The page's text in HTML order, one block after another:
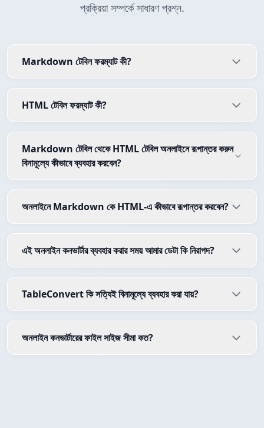
প্রক্রিয়া সম্পর্কে সাধারণ প্রশ্ন.
Markdown টেবিল ফরম্যাট কী?
HTML টেবিল ফরম্যাট কী?
Markdown টেবিল থেকে HTML টেবিল অনলাইনে রূপান্তর করুন
বিনামূল্যে কীভাবে ব্যবহার করবেন?
অনলাইনে Markdown কে HTML-এ কীভাবে রূপান্তর করবেন?
এই অনলাইন কনভার্টার ব্যবহার করার সময় আমার ডেটা কি নিরাপদ?
TableConvert কি সত্যিই বিনামূল্যে ব্যবহার করা যায়?
অনলাইন কনভার্টারের ফাইল সাইজ সীমা কত?